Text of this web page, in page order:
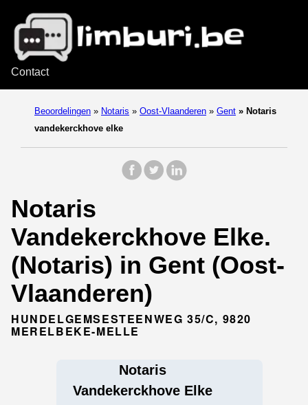
Contact
Beoordelingen » Notaris » Oost-Vlaanderen » Gent » Notaris
vandekerckhove elke
Notaris
Vandekerckhove Elke.
(Notaris) in Gent (Oost-
Vlaanderen)
HUNDELGEMSESTEENWEG 35/C, 9820
MERELBEKE-MELLE
Notaris
Vandekerckhove Elke